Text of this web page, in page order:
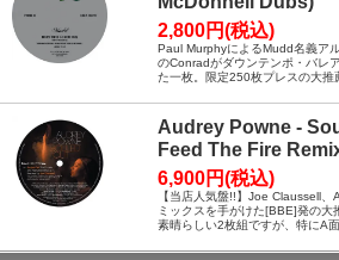
2,800円(税込)
Paul MurphyによるMudd名義ア
のConradがダウンテンポ・バレ
た一枚。限定250枚プレスの大推
Audrey Powne -
Feed The Fire
6,900円(税込)
【当店人気盤!!】Joe Claussell、
ミックスを手がけた[BBE]発の大
素晴らしい2枚組ですが、特にA